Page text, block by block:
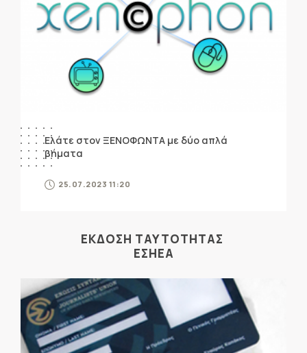
Ελάτε στον ΞΕΝΟΦΩΝΤΑ με δύο απλά
βήματα
25.07.2023 11:20
ΕΚΔΟΣΗ ΤΑΥΤΟΤΗΤΑΣ
ΕΣΗΕΑ